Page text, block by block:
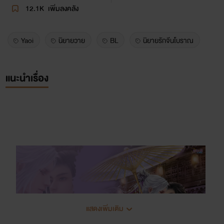
12.1K เพิ่มลงคลัง
Yaoi นิยายวาย BL นิยายรักจีนโบราณ
แนะนำเรื่อง
แสดงเพิ่มเติม